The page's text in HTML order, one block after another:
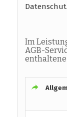
Im
AGB-